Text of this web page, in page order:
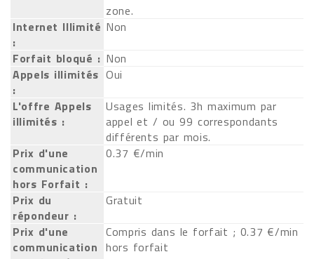
zone.
Internet Illimité
:
Non
Forfait bloqué : Non
Appels illimités
:
Oui
L'offre Appels
illimités :
Usages limités. 3h maximum par
appel et / ou 99 correspondants
différents par mois.
Prix d'une
communication
hors Forfait :
0.37 €/min
Prix du
répondeur :
Gratuit
Prix d'une
communication
Compris dans le forfait ; 0.37 €/min
hors forfait